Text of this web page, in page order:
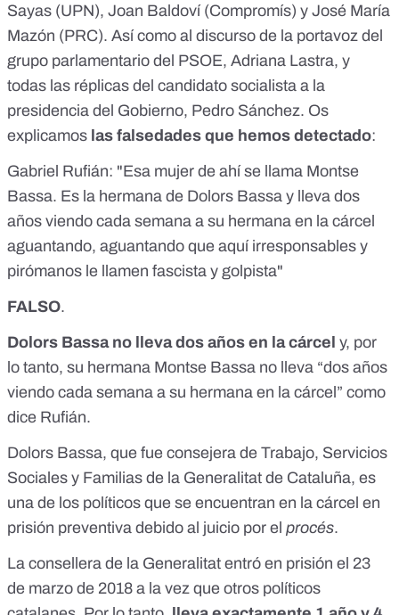
Sayas (UPN), Joan Baldoví (Compromís) y José María
Mazón (PRC). Así como al discurso de la portavoz del
grupo parlamentario del PSOE, Adriana Lastra, y
todas las réplicas del candidato socialista a la
presidencia del Gobierno, Pedro Sánchez. Os
explicamos las falsedades que hemos detectado:
Gabriel Rufián: "Esa mujer de ahí se llama Montse
Bassa. Es la hermana de Dolors Bassa y lleva dos
años viendo cada semana a su hermana en la cárcel
aguantando, aguantando que aquí irresponsables y
pirómanos le llamen fascista y golpista"
FALSO.
Dolors Bassa no lleva dos años en la cárcel y, por
lo tanto, su hermana Montse Bassa no lleva “dos años
viendo cada semana a su hermana en la cárcel” como
dice Rufián.
Dolors Bassa, que fue consejera de Trabajo, Servicios
Sociales y Familias de la Generalitat de Cataluña, es
una de los políticos que se encuentran en la cárcel en
prisión preventiva debido al juicio por el procés.
La consellera de la Generalitat entró en prisión el 23
de marzo de 2018 a la vez que otros políticos